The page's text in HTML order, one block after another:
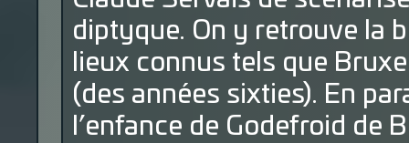
diptyque. On y retrouve la
lieux connus tels que
(des années sixties). En
l’enfance de Godefroid de